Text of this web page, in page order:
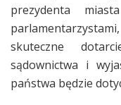
prezydenta
skuteczne
sądownictwa i
państwa będzie